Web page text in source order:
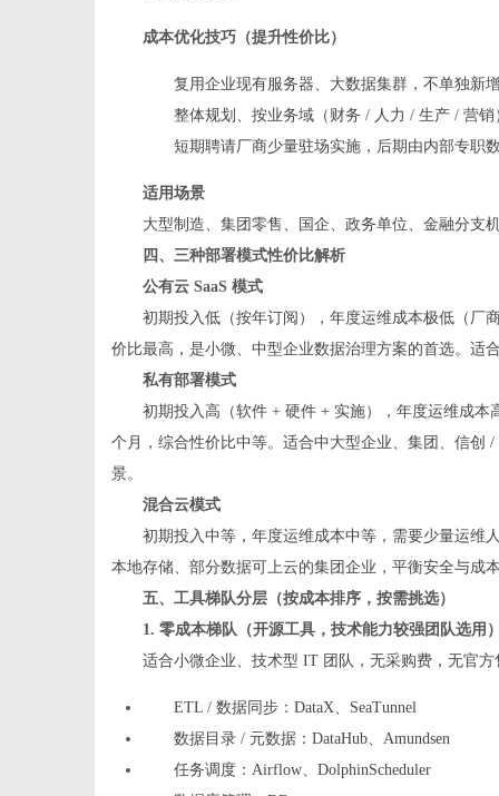
成本优化技巧（提升性价比）
复用企业现有服务器、大数据集群，不单独新
整体规划、按业务域（财务 / 人力 / 生产 / 营
短期聘请厂商少量驻场实施，后期由内部专职
适用场景
大型制造、集团零售、国企、政务单位、金融分支
四、三种部署模式性价比解析
公有云 SaaS 模式
初期投入低（按年订阅），年度运维成本极低（厂
价比最高，是小微、中型企业数据治理方案的首选。适
私有部署模式
初期投入高（软件 + 硬件 + 实施），年度运维成
个月，综合性价比中等。适合中大型企业、集团、信创
景。
混合云模式
初期投入中等，年度运维成本中等，需要少量运维
本地存储、部分数据可上云的集团企业，平衡安全与成
五、工具梯队分层（按成本排序，按需挑选）
1. 零成本梯队（开源工具，技术能力较强团队选用
适合小微企业、技术型 IT 团队，无采购费，无官
ETL / 数据同步：DataX、SeaTunnel
数据目录 / 元数据：DataHub、Amundsen
任务调度：Airflow、DolphinScheduler